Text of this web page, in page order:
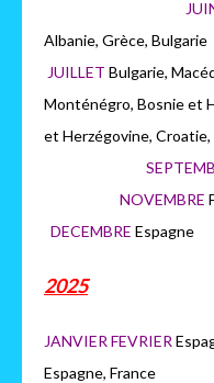
Albanie,
JUILLET Bulgarie,
Monténégro, Bosnie
et Herzégovine,
NOVEMBRE
DECEMBRE Espagne
2025
JANVIER FEVRIER
Espagne,